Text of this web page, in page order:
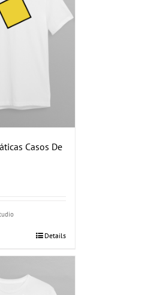
Casos De
Details